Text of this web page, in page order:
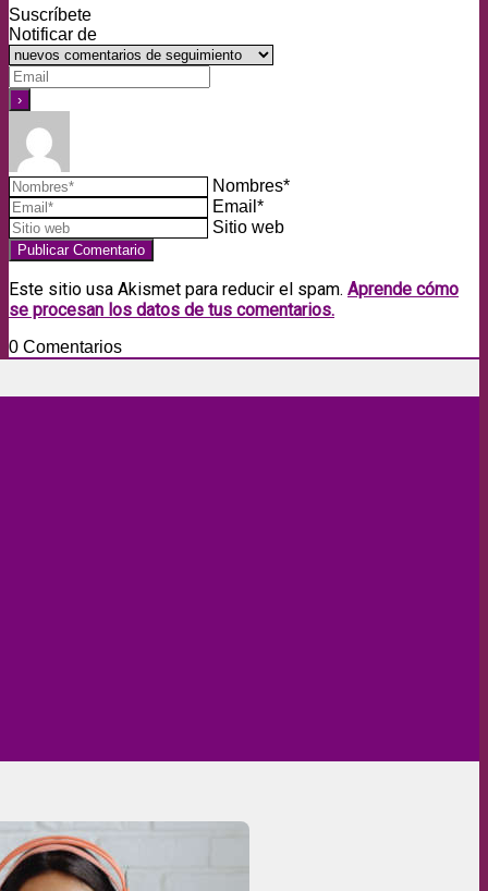
Suscríbete
Notificar de
Nombres*
Email*
Sitio web
Este sitio usa Akismet para reducir el spam. Aprende cómo
se procesan los datos de tus comentarios.
0 Comentarios